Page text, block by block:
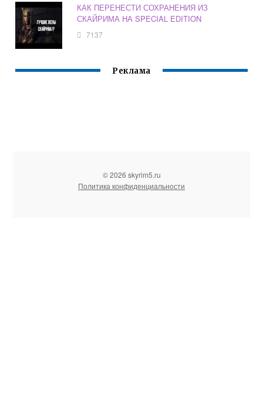
КАК ПЕРЕНЕСТИ СОХРАНЕНИЯ ИЗ
СКАЙРИМА НА SPECIAL EDITION
7137
Реклама
© 2026 skyrim5.ru
Политика конфиденциальности